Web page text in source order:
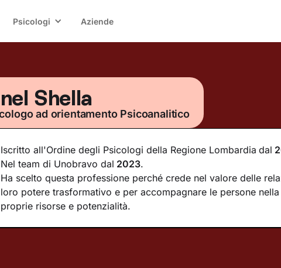
Psicologi Aziende
Shella
ad orientamento Psicoanalitico
Iscritto all'Ordine degli Psicologi della Regione Lombardia dal
Nel team di Unobravo dal 2023.
Ha scelto questa professione perché crede nel valore delle
loro potere trasformativo e per accompagnare le persone
proprie risorse e potenzialità.